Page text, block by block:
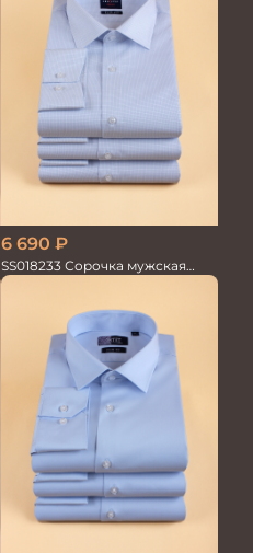
6 690 ₽
SS018233 Сорочка мужская
GROSTYLE TRENDY